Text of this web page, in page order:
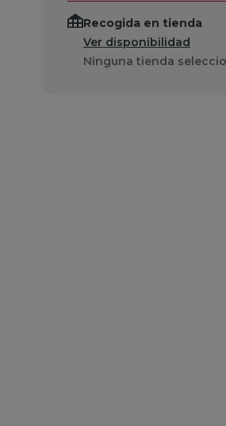
Recogida en tienda
Ver disponibilidad
Ninguna tienda